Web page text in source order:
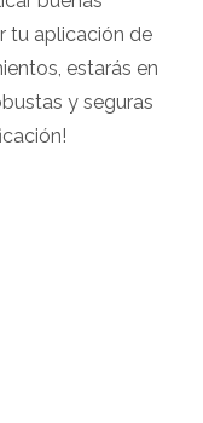
tu aplicación de
estarás en
y seguras